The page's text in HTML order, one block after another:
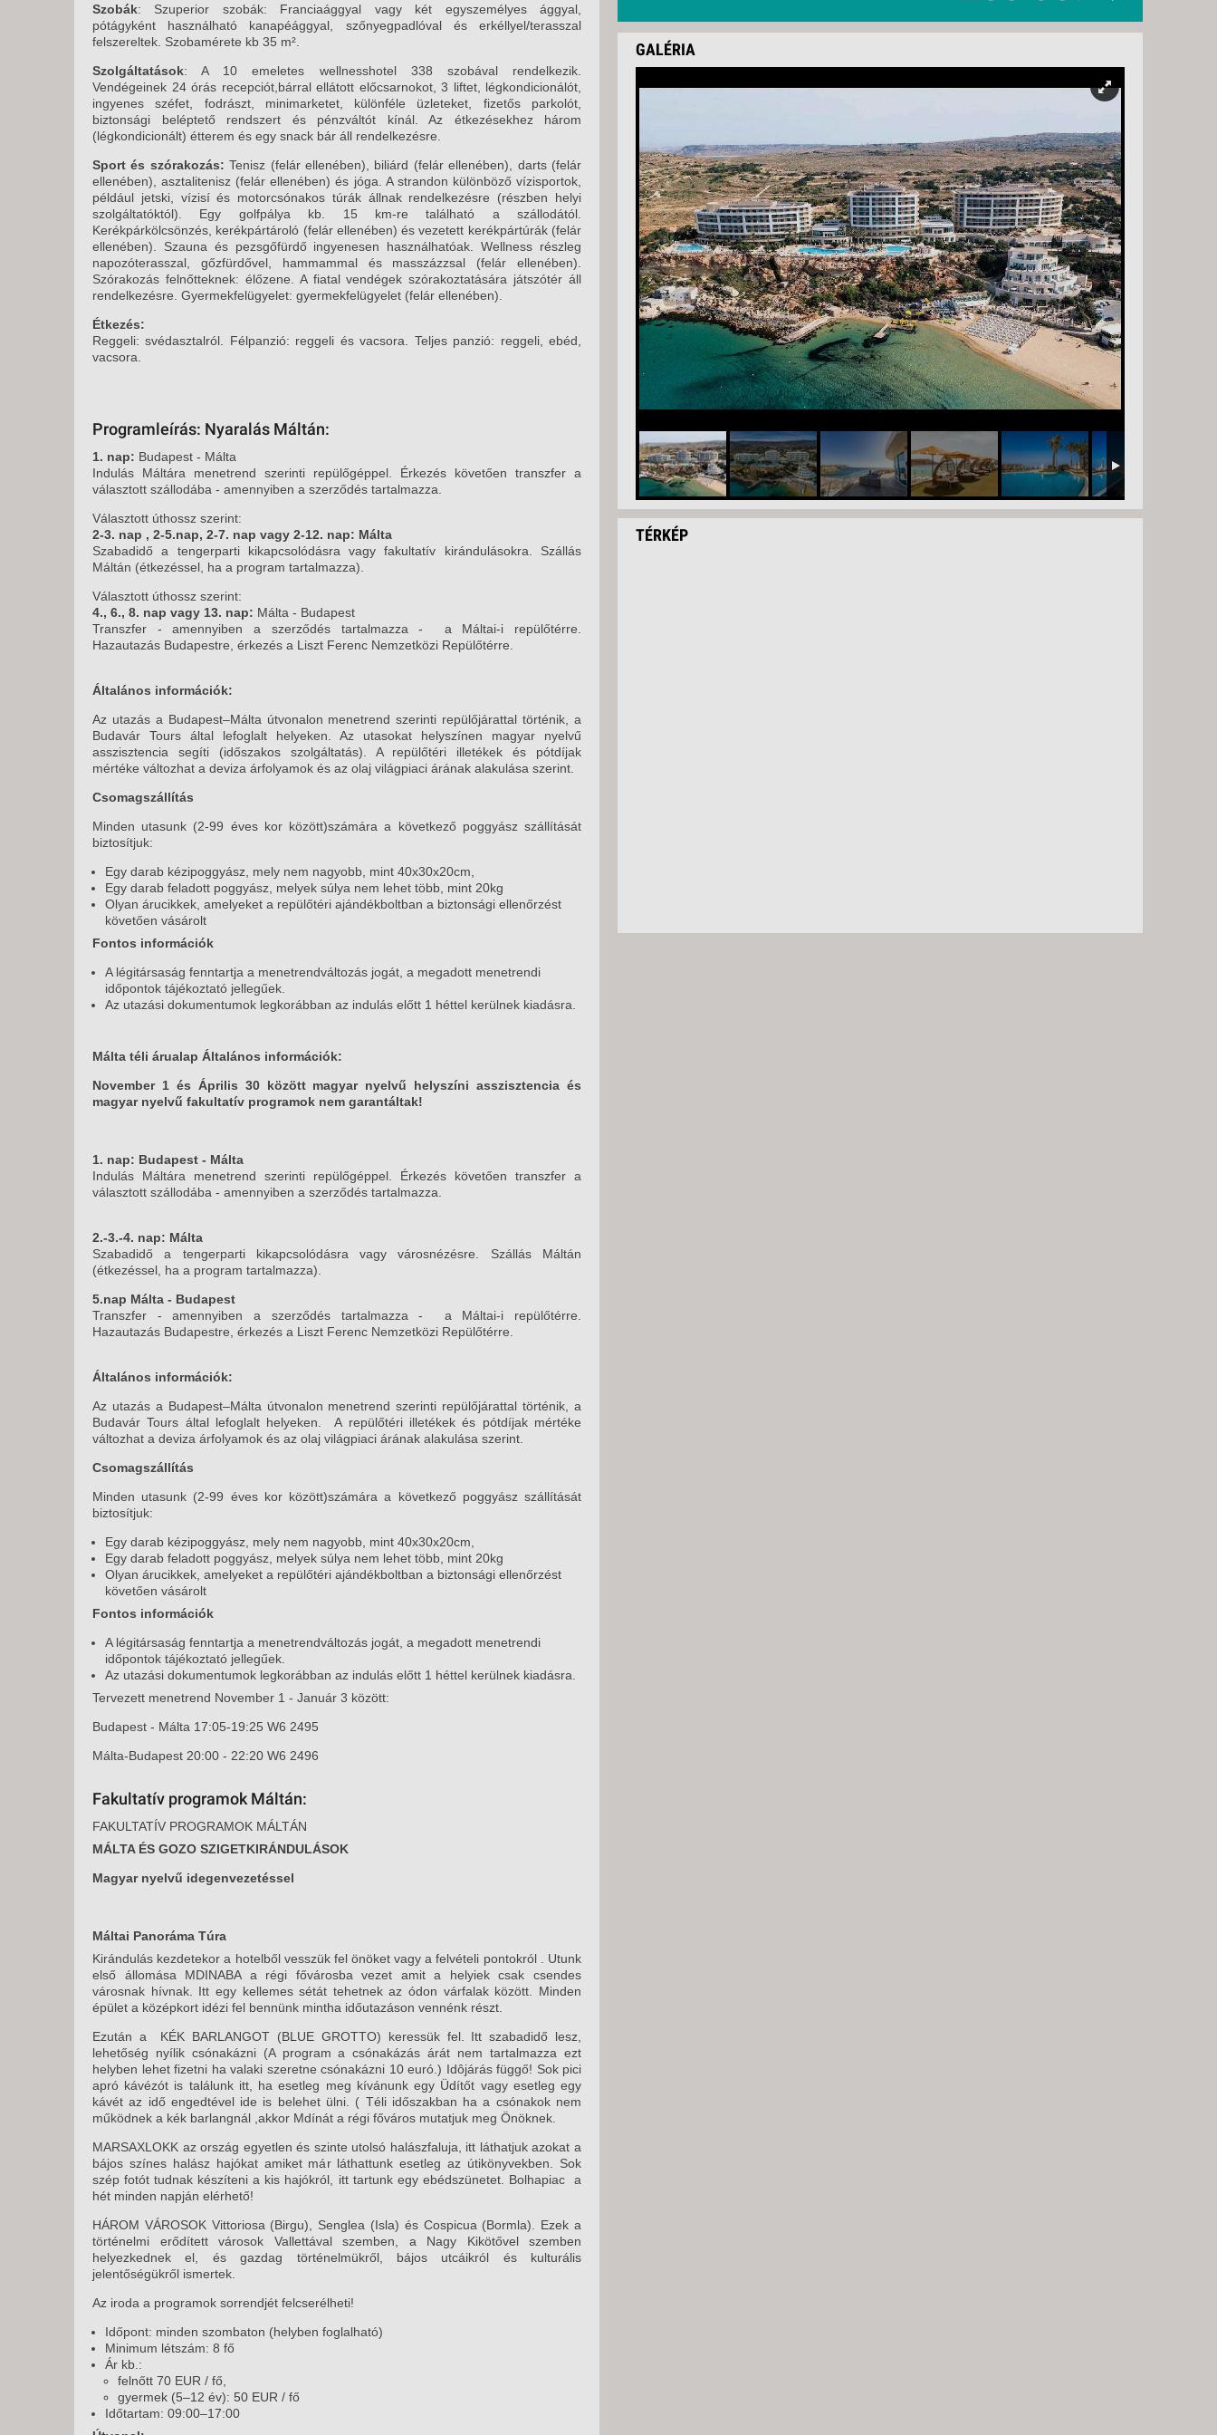
GALÉRIA
Szobák: Szuperior szobák: Franciaággyal vagy két egyszemélyes ággyal,
pótágyként használható kanapéággyal, szőnyegpadlóval és erkéllyel/terasszal
felszereltek. Szobamérete kb 35 m².
Szolgáltatások: A 10 emeletes wellnesshotel 338 szobával rendelkezik.
Vendégeinek 24 órás recepciót,bárral ellátott előcsarnokot, 3 liftet, légkondicionálót,
ingyenes széfet, fodrászt, minimarketet, különféle üzleteket, fizetős parkolót,
biztonsági beléptető rendszert és pénzváltót kínál. Az étkezésekhez három
(légkondicionált) étterem és egy snack bár áll rendelkezésre.
Sport és szórakozás: Tenisz (felár ellenében), biliárd (felár ellenében), darts (felár
ellenében), asztalitenisz (felár ellenében) és jóga. A strandon különböző vízisportok,
például jetski, vízisí és motorcsónakos túrák állnak rendelkezésre (részben helyi
szolgáltatóktól). Egy golfpálya kb. 15 km-re található a szállodától.
Kerékpárkölcsönzés, kerékpártároló (felár ellenében) és vezetett kerékpártúrák (felár
ellenében). Szauna és pezsgőfürdő ingyenesen használhatóak. Wellness részleg
napozóterasszal, gőzfürdővel, hammammal és masszázzsal (felár ellenében).
Szórakozás felnőtteknek: élőzene. A fiatal vendégek szórakoztatására játszótér áll
rendelkezésre. Gyermekfelügyelet: gyermekfelügyelet (felár ellenében).
Étkezés:
Reggeli: svédasztalról. Félpanzió: reggeli és vacsora. Teljes panzió: reggeli, ebéd,
vacsora.
Programleírás: Nyaralás Máltán:
1. nap: Budapest - Málta
Indulás Máltára menetrend szerinti repülőgéppel. Érkezés követően transzfer a
választott szállodába - amennyiben a szerződés tartalmazza.
Választott úthossz szerint:
2-3. nap , 2-5.nap, 2-7. nap vagy 2-12. nap: Málta
Szabadidő a tengerparti kikapcsolódásra vagy fakultatív kirándulásokra. Szállás
Máltán (étkezéssel, ha a program tartalmazza).
Választott úthossz szerint:
4., 6., 8. nap vagy 13. nap: Málta - Budapest
Transzfer - amennyiben a szerződés tartalmazza - a Máltai-i repülőtérre.
Hazautazás Budapestre, érkezés a Liszt Ferenc Nemzetközi Repülőtérre.
Általános információk:
Az utazás a Budapest–Málta útvonalon menetrend szerinti repülőjárattal történik, a
Budavár Tours által lefoglalt helyeken. Az utasokat helyszínen magyar nyelvű
asszisztencia segíti (időszakos szolgáltatás). A repülőtéri illetékek és pótdíjak
mértéke változhat a deviza árfolyamok és az olaj világpiaci árának alakulása szerint.
Csomagszállítás
Minden utasunk (2-99 éves kor között)számára a következő poggyász szállítását
biztosítjuk:
Egy darab kézipoggyász, mely nem nagyobb, mint 40x30x20cm,
Egy darab feladott poggyász, melyek súlya nem lehet több, mint 20kg
Olyan árucikkek, amelyeket a repülőtéri ajándékboltban a biztonsági ellenőrzést
követően vásárolt
Fontos információk
A légitársaság fenntartja a menetrendváltozás jogát, a megadott menetrendi
időpontok tájékoztató jellegűek.
Az utazási dokumentumok legkorábban az indulás előtt 1 héttel kerülnek kiadásra.
Málta téli árualap Általános információk:
November 1 és Április 30 között magyar nyelvű helyszíni asszisztencia és
magyar nyelvű fakultatív programok nem garantáltak!
1. nap: Budapest - Málta
Indulás Máltára menetrend szerinti repülőgéppel. Érkezés követően transzfer a
választott szállodába - amennyiben a szerződés tartalmazza.
2.-3.-4. nap: Málta
Szabadidő a tengerparti kikapcsolódásra vagy városnézésre. Szállás Máltán
(étkezéssel, ha a program tartalmazza).
5.nap Málta - Budapest
Transzfer - amennyiben a szerződés tartalmazza - a Máltai-i repülőtérre.
Hazautazás Budapestre, érkezés a Liszt Ferenc Nemzetközi Repülőtérre.
Általános információk:
Az utazás a Budapest–Málta útvonalon menetrend szerinti repülőjárattal történik, a
Budavár Tours által lefoglalt helyeken. A repülőtéri illetékek és pótdíjak mértéke
változhat a deviza árfolyamok és az olaj világpiaci árának alakulása szerint.
Csomagszállítás
Minden utasunk (2-99 éves kor között)számára a következő poggyász szállítását
biztosítjuk:
Egy darab kézipoggyász, mely nem nagyobb, mint 40x30x20cm,
Egy darab feladott poggyász, melyek súlya nem lehet több, mint 20kg
Olyan árucikkek, amelyeket a repülőtéri ajándékboltban a biztonsági ellenőrzést
követően vásárolt
Fontos információk
A légitársaság fenntartja a menetrendváltozás jogát, a megadott menetrendi
időpontok tájékoztató jellegűek.
Az utazási dokumentumok legkorábban az indulás előtt 1 héttel kerülnek kiadásra.
Tervezett menetrend November 1 - Január 3 között:
Budapest - Málta 17:05-19:25 W6 2495
Málta-Budapest 20:00 - 22:20 W6 2496
Fakultatív programok Máltán:
FAKULTATÍV PROGRAMOK MÁLTÁN
MÁLTA ÉS GOZO SZIGETKIRÁNDULÁSOK
Magyar nyelvű idegenvezetéssel
Máltai Panoráma Túra
Kirándulás kezdetekor a hotelből vesszük fel önöket vagy a felvételi pontokról . Utunk
első állomása MDINABA a régi fővárosba vezet amit a helyiek csak csendes
városnak hívnak. Itt egy kellemes sétát tehetnek az ódon várfalak között. Minden
épület a középkort idézi fel bennünk mintha időutazáson vennénk részt.
Ezután a KÉK BARLANGOT (BLUE GROTTO) keressük fel. Itt szabadidő lesz,
lehetőség nyílik csónakázni (A program a csónakázás árát nem tartalmazza ezt
helyben lehet fizetni ha valaki szeretne csónakázni 10 euró.) Idôjárás függő! Sok pici
apró kávézót is találunk itt, ha esetleg meg kívánunk egy Üdítőt vagy esetleg egy
kávét az idő engedtével ide is belehet ülni. ( Téli időszakban ha a csónakok nem
működnek a kék barlangnál ,akkor Mdínát a régi főváros mutatjuk meg Önöknek.
MARSAXLOKK az ország egyetlen és szinte utolsó halászfaluja, itt láthatjuk azokat a
bájos színes halász hajókat amiket már láthattunk esetleg az útikönyvekben. Sok
szép fotót tudnak készíteni a kis hajókról, itt tartunk egy ebédszünetet. Bolhapiac a
hét minden napján elérhető!
HÁROM VÁROSOK Vittoriosa (Birgu), Senglea (Isla) és Cospicua (Bormla). Ezek a
történelmi erődített városok Vallettával szemben, a Nagy Kikötővel szemben
helyezkednek el, és gazdag történelmükről, bájos utcáikról és kulturális
jelentőségükről ismertek.
Az iroda a programok sorrendjét felcserélheti!
Időpont: minden szombaton (helyben foglalható)
Minimum létszám: 8 fő
Ár kb.:
felnőtt 70 EUR / fő,
gyermek (5–12 év): 50 EUR / fő
Időtartam: 09:00–17:00
TÉRKÉP